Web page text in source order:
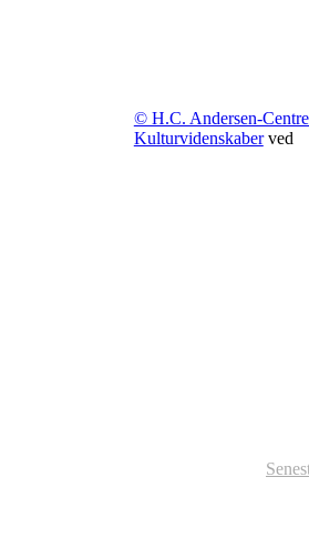
© H.C. Andersen-
Kulturvidenskaberved